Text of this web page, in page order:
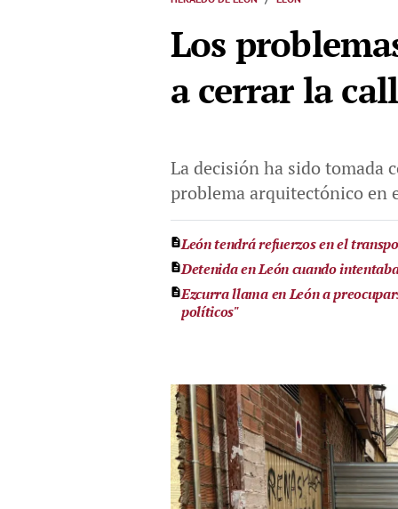
Los
a cerrar la
La decisión ha sido tomada
problema arquitectónico en
León tendrá refuerzos en el
Detenida en León cuando
Ezcurra llama en León a
políticos"